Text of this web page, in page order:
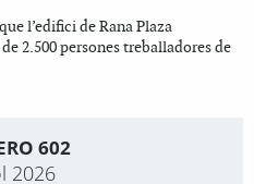
l’edifici de Rana Plaza
2.500 persones treballadores de
602
2026